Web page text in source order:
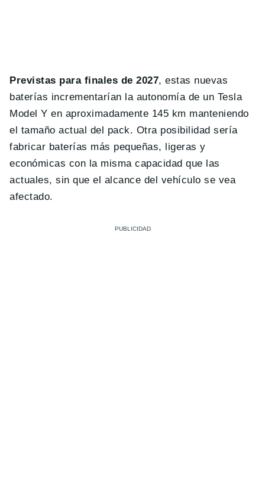
Previstas para finales de 2027, estas nuevas
baterías incrementarían la autonomía de un Tesla
Model Y en aproximadamente 145 km manteniendo
el tamaño actual del pack. Otra posibilidad sería
fabricar baterías más pequeñas, ligeras y
económicas con la misma capacidad que las
actuales, sin que el alcance del vehículo se vea
afectado.